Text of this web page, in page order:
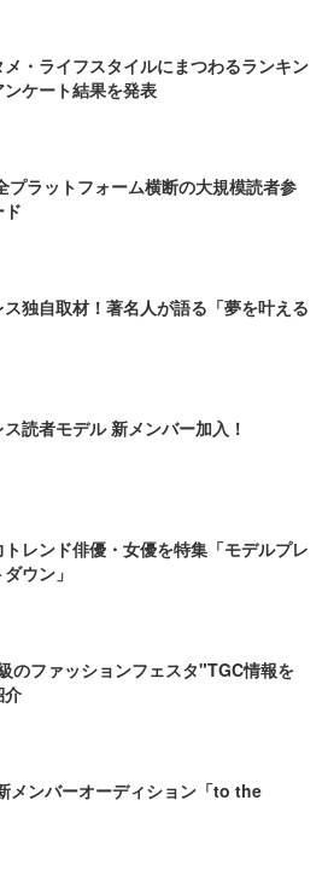
・ライフスタイルにまつわるランキン
ケート結果を発表
プラットフォーム横断の大規模読者参
独自取材！著名人が語る「夢を叶える
読者モデル 新メンバー加入！
レンド俳優・女優を特集「モデルプレ
ウン」
のファッションフェスタ"TGC情報を
介
メンバーオーディション「to the